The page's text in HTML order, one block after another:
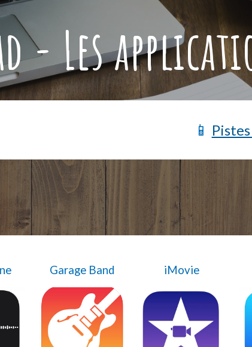
Skip to navigation
- Les
📱
Garage Band iMovie